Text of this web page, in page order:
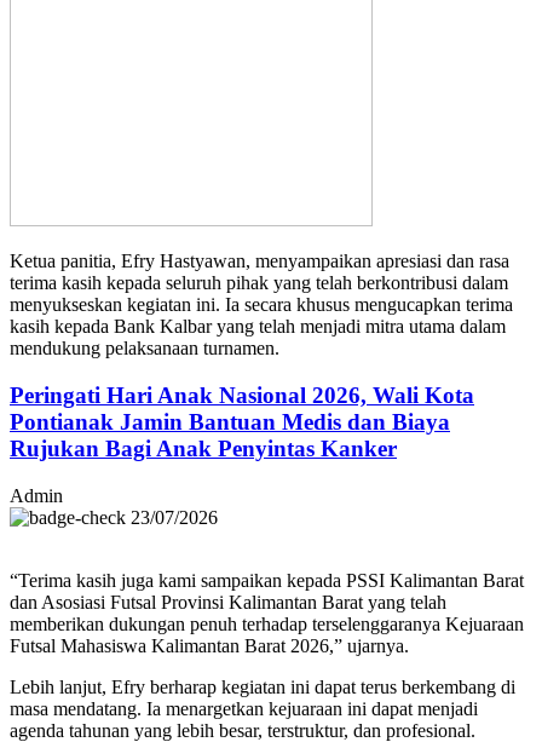
Ketua panitia, Efry Hastyawan, menyampaikan apresiasi dan rasa
terima kasih kepada seluruh pihak yang telah berkontribusi dalam
menyukseskan kegiatan ini. Ia secara khusus mengucapkan terima
kasih kepada Bank Kalbar yang telah menjadi mitra utama dalam
mendukung pelaksanaan turnamen.
Peringati Hari Anak Nasional 2026, Wali Kota
Pontianak Jamin Bantuan Medis dan Biaya
Rujukan Bagi Anak Penyintas Kanker
Admin
23/07/2026
“Terima kasih juga kami sampaikan kepada PSSI Kalimantan Barat
dan Asosiasi Futsal Provinsi Kalimantan Barat yang telah
memberikan dukungan penuh terhadap terselenggaranya Kejuaraan
Futsal Mahasiswa Kalimantan Barat 2026,” ujarnya.
Lebih lanjut, Efry berharap kegiatan ini dapat terus berkembang di
masa mendatang. Ia menargetkan kejuaraan ini dapat menjadi
agenda tahunan yang lebih besar, terstruktur, dan profesional.